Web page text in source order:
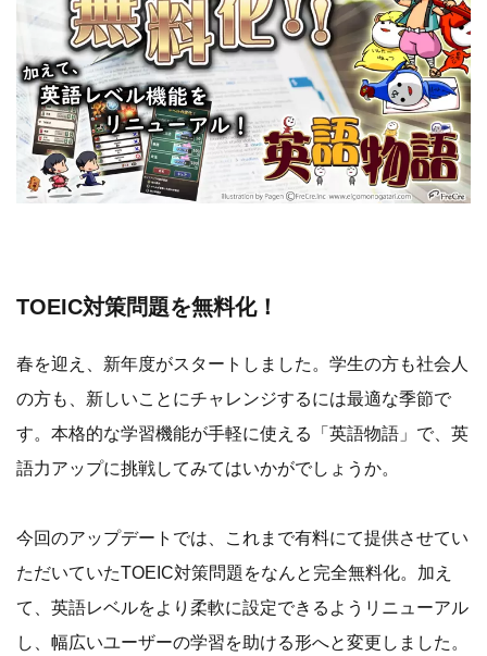
TOEIC対策問題を無料化！
春を迎え、新年度がスタートしました。学生の方も社会人
の方も、新しいことにチャレンジするには最適な季節で
す。本格的な学習機能が手軽に使える「英語物語」で、英
語力アップに挑戦してみてはいかがでしょうか。
今回のアップデートでは、これまで有料にて提供させてい
ただいていたTOEIC対策問題をなんと完全無料化。加え
て、英語レベルをより柔軟に設定できるようリニューアル
し、幅広いユーザーの学習を助ける形へと変更しました。